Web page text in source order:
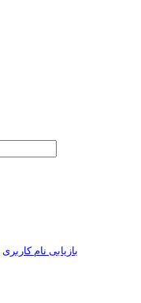
بازیابی نام کاربری